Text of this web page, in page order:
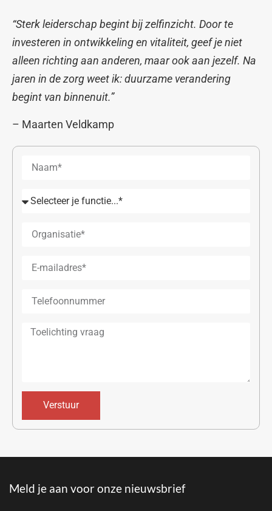
“Sterk leiderschap begint bij zelfinzicht. Door te
investeren in ontwikkeling en vitaliteit, geef je niet
alleen richting aan anderen, maar ook aan jezelf. Na
jaren in de zorg weet ik: duurzame verandering
begint van binnenuit.”
– Maarten Veldkamp
Verstuur
Meld je aan voor onze nieuwsbrief